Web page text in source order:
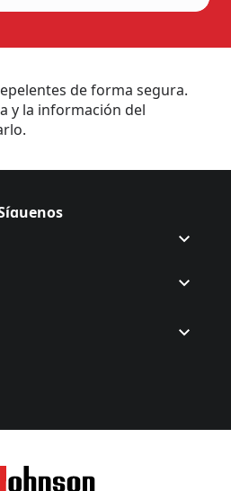
de forma segura.
y la información del
Seguir Autan
(Opens in a new tab)